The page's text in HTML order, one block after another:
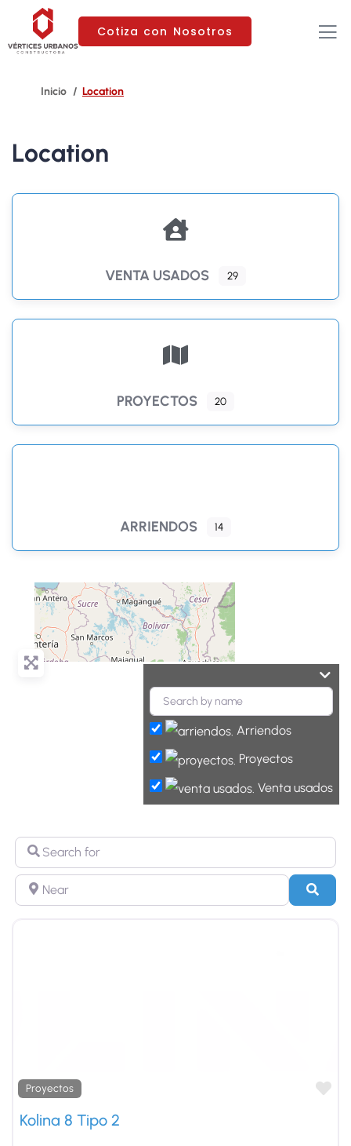
Cotiza con Nosotros
Location
Location
VENTA USADOS 29
PROYECTOS 20
ARRIENDOS 14
Arriendos
Proyectos
Venta usados
Search for
Near
Proyectos
Kolina 8 Tipo 2